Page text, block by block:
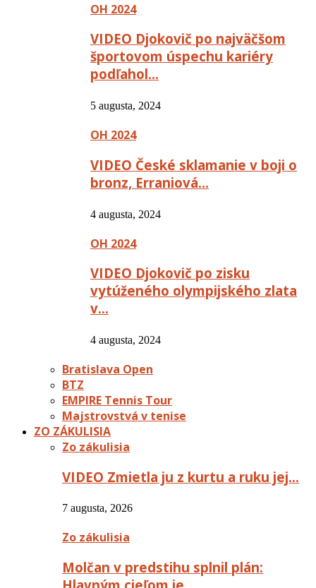
OH 2024
VIDEO Djokovič po najväčšom
športovom úspechu kariéry
podľahol…
5 augusta, 2024
OH 2024
VIDEO České sklamanie v boji o
bronz, Erraniová…
4 augusta, 2024
OH 2024
VIDEO Djokovič po zisku
vytúženého olympijského zlata
v…
4 augusta, 2024
Bratislava Open
BTZ
EMPIRE Tennis Tour
Majstrovstvá v tenise
ZO ZÁKULISIA
Zo zákulisia
VIDEO Zmietla ju z kurtu a ruku jej…
7 augusta, 2026
Zo zákulisia
Molčan v predstihu splnil plán: